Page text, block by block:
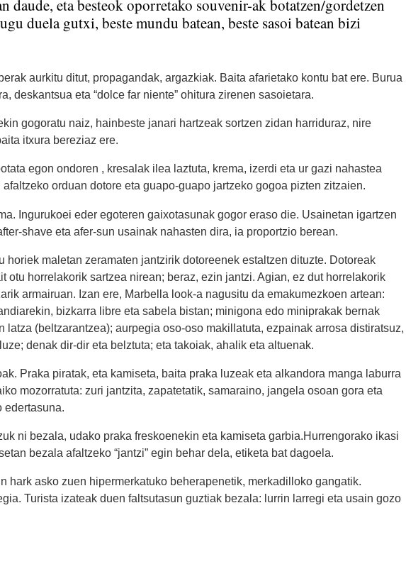
daude, eta besteok oporretako souvenir-ak botatzen/gordetzen
duela gutxi, beste mundu batean, beste sasoi batean bizi
aurkitu ditut, propagandak, argazkiak. Baita afarietako kontu bat ere. Burua
deskantsua eta “dolce far niente” ohitura zirenen sasoietara.
gogoratu naiz, hainbeste janari hartzeak sortzen zidan harriduraz, nire
itxura bereziaz ere.
egon ondoren , kresalak ilea laztuta, krema, izerdi eta ur gazi nahastea
orduan dotore eta guapo-guapo jartzeko gogoa pizten zitzaien.
Ingurukoei eder egoteren gaixotasunak gogor eraso die. Usainetan igartzen
shave eta afer-sun usainak nahasten dira, ia proportzio berean.
horiek maletan zeramaten jantzirik dotoreenek estaltzen dituzte. Dotoreak
otu horrelakorik sartzea nirean; beraz, ezin jantzi. Agian, ez dut horrelakorik
armairuan. Izan ere, Marbella look-a nagusitu da emakumezkoen artean:
bizkarra libre eta sabela bistan; minigona edo miniprakak bernak
latza (beltzarantzea); aurpegia oso-oso makillatuta, ezpainak arrosa distiratsuz,
denak dir-dir eta belztuta; eta takoiak, ahalik eta altuenak.
Praka piratak, eta kamiseta, baita praka luzeak eta alkandora manga laburra
mozorratuta: zuri jantzita, zapatetatik, samaraino, jangela osoan gora eta
edertasuna.
ni bezala, udako praka freskoenekin eta kamiseta garbia.Hurrengorako ikasi
bezala afaltzeko “jantzi” egin behar dela, etiketa bat dagoela.
hark asko zuen hipermerkatuko beherapenetik, merkadilloko gangatik.
Turista izateak duen faltsutasun guztiak bezala: lurrin larregi eta usain gozo